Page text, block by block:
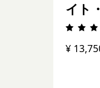
イト
¥